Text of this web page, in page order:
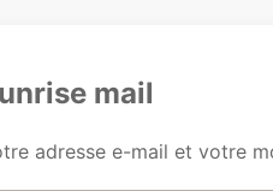
mail
adresse e-mail et votre